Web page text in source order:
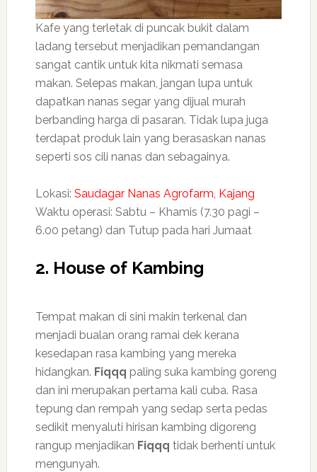
Kafe yang terletak di puncak bukit dalam
ladang tersebut menjadikan pemandangan
sangat cantik untuk kita nikmati semasa
makan. Selepas makan, jangan lupa untuk
dapatkan nanas segar yang dijual murah
berbanding harga di pasaran. Tidak lupa juga
terdapat produk lain yang berasaskan nanas
seperti sos cili nanas dan sebagainya.
Lokasi: Saudagar Nanas Agrofarm, Kajang
Waktu operasi: Sabtu – Khamis (7.30 pagi –
6.00 petang) dan Tutup pada hari Jumaat
2. House of Kambing
Tempat makan di sini makin terkenal dan
menjadi bualan orang ramai dek kerana
kesedapan rasa kambing yang mereka
hidangkan. Fiqqq paling suka kambing goreng
dan ini merupakan pertama kali cuba. Rasa
tepung dan rempah yang sedap serta pedas
sedikit menyaluti hirisan kambing digoreng
rangup menjadikan Fiqqq tidak berhenti untuk
mengunyah.